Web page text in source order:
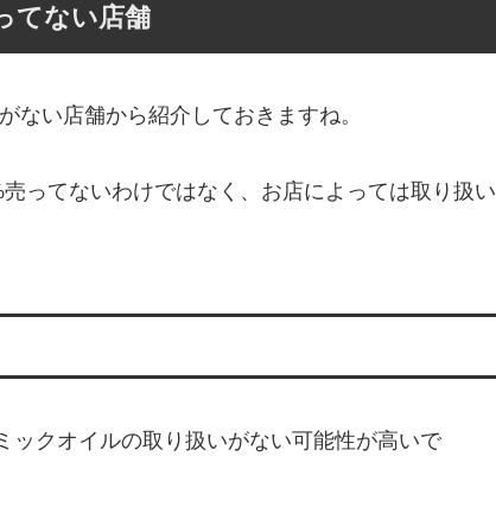
てない店舗
ない店舗から紹介しておきますね。
ってないわけではなく、お店によっては取り扱い
クオイルの取り扱いがない可能性が高いで